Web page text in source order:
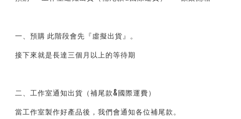
一、預購 此階段會先『虛擬出貨』。
接下來就是長達三個月以上的等待期
二、工作室通知出貨（補尾款&國際運費）
當工作室製作好產品後，我們會通知各位補尾款。